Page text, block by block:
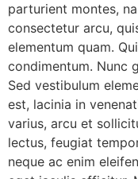
parturient montes,
consectetur arcu,
elementum quam.
condimentum. Nunc
Sed vestibulum
est, lacinia in
varius, arcu et
lectus, feugiat
neque ac enim